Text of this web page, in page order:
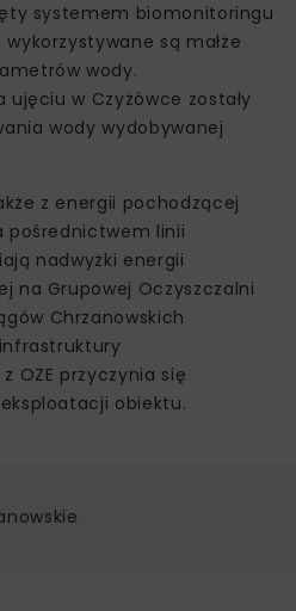
systemem biomonitoringu
są małże
wody.
ujęciu w Czyżówce zostały
wody wydobywanej
z energii pochodzącej
pośrednictwem linii
nadwyżki energii
na Grupowej Oczyszczalni
Chrzanowskich
OZE przyczynia się
obiektu.